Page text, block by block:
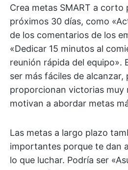
Crea metas SMART a corto
próximos 30 días, como
de los comentarios de los
«Dedicar 15 minutos al
reunión rápida del equipo».
ser más fáciles de alcanzar,
proporcionan victorias muy
motivan a abordar metas
Las metas a largo plazo
importantes porque te dan
lo que luchar. Podría ser